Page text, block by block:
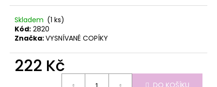
Skladem (1 ks)
Kód: 2820
Značka:VYSNÍVANÉ COPÍKY
222 Kč
u
č
u
j
m